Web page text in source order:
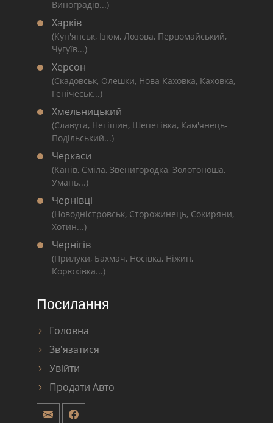
Виноградів...)
Харків
(Куп'янськ, Ізюм, Лозова, Первомайський,
Чугуїв...)
Херсон
(Скадовськ, Олешки, Нова Каховка, Каховка,
Генічеськ...)
Хмельницький
(Славута, Нетішин, Шепетівка, Кам'янець-
Подільський...)
Черкаси
(Канів, Сміла, Звенигородка, Золотоноша,
Умань...)
Чернівці
(Новодністровськ, Сторожинець, Сокиряни,
Хотин...)
Чернігів
(Прилуки, Бахмач, Носівка, Ніжин,
Корюківка...)
Посилання
Головна
Зв'язатися
Увійти
Продати Авто